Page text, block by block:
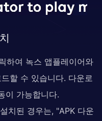
하여 녹스 앱플레이어와
할 수 있습니다. 다운로
이 가능합니다.
치된 경우는, "APK 다운